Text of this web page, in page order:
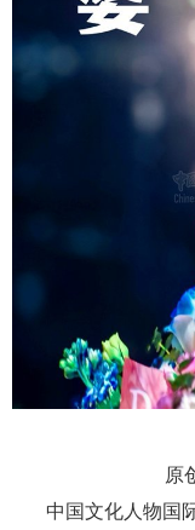
原
中国文化人物国际